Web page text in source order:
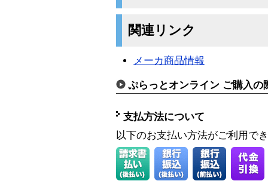
関連リンク
メーカ商品情報
ぷらっとオンライン ご購入の
支払方法について
以下のお支払い方法がご利用で